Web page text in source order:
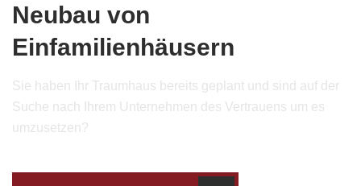
Neubau von
Einfamilienhäusern
Sie haben Ihr Traumhaus bereits geplant und sind auf der
Suche nach Ihrem Unternehmen des Vertrauens um es
umzusetzen?